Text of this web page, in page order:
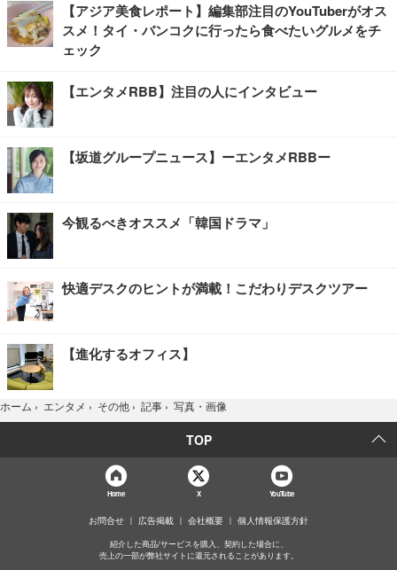
【アジア美食レポート】編集部注目のYouTuberがオス
スメ！タイ・バンコクに行ったら食べたいグルメをチ
ェック
【エンタメRBB】注目の人にインタビュー
【坂道グループニュース】ーエンタメRBBー
今観るべきオススメ「韓国ドラマ」
快適デスクのヒントが満載！こだわりデスクツアー
【進化するオフィス】
ホーム › エンタメ › その他 › 記事 › 写真・画像
TOP
Home X YouTube
お問合せ 広告掲載 会社概要 個人情報保護方針
紹介した商品/サービスを購入、契約した場合に、
売上の一部が弊社サイトに還元されることがあります。